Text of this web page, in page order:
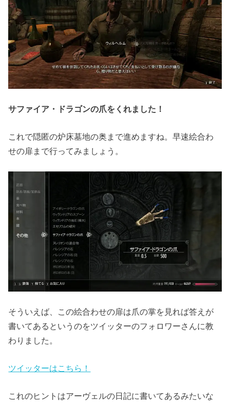
サファイア・ドラゴンの爪をくれました！
これで隠匿の炉床墓地の奥まで進めますね。早速絵合わ
せの扉まで行ってみましょう。
そういえば、この絵合わせの扉は爪の掌を見れば答えが
書いてあるというのをツイッターのフォロワーさんに教
わりました。
ツイッターはこちら！
これのヒントはアーヴェルの日記に書いてあるみたいな